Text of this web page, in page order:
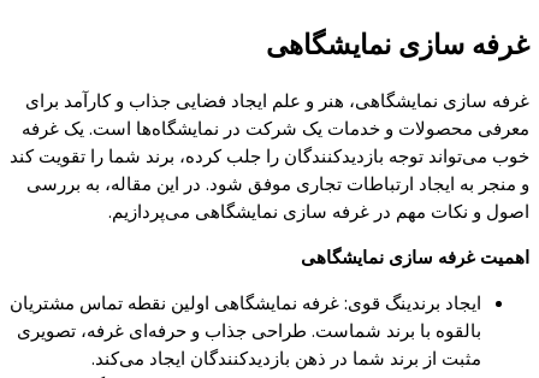
غرفه سازی نمایشگاهی
غرفه سازی نمایشگاهی، هنر و علم ایجاد فضایی جذاب و کارآمد برای
معرفی محصولات و خدمات یک شرکت در نمایشگاه‌ها است. یک غرفه
خوب می‌تواند توجه بازدیدکنندگان را جلب کرده، برند شما را تقویت کند
و منجر به ایجاد ارتباطات تجاری موفق شود. در این مقاله، به بررسی
اصول و نکات مهم در غرفه سازی نمایشگاهی می‌پردازیم.
اهمیت غرفه سازی نمایشگاهی
ایجاد برندینگ قوی: غرفه نمایشگاهی اولین نقطه تماس مشتریان
بالقوه با برند شماست. طراحی جذاب و حرفه‌ای غرفه، تصویری
مثبت از برند شما در ذهن بازدیدکنندگان ایجاد می‌کند.